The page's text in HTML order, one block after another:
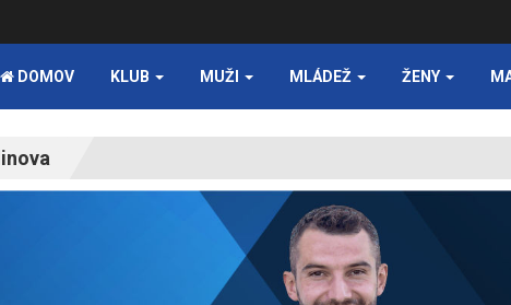
DOMOV KLUB MUŽI MLÁDEŽ ŽENY